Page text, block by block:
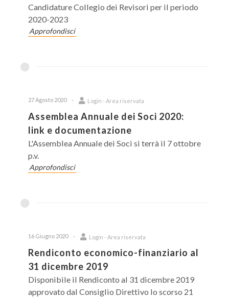
Candidature Collegio dei Revisori per il periodo
2020-2023
Approfondisci
27 Agosto 2020 Login - Area riservata
Assemblea Annuale dei Soci 2020:
link e documentazione
L'Assemblea Annuale dei Soci si terrà il 7 ottobre
p.v.
Approfondisci
16 Giugno 2020 Login - Area riservata
Rendiconto economico-finanziario al
31 dicembre 2019
Disponibile il Rendiconto al 31 dicembre 2019
approvato dal Consiglio Direttivo lo scorso 21